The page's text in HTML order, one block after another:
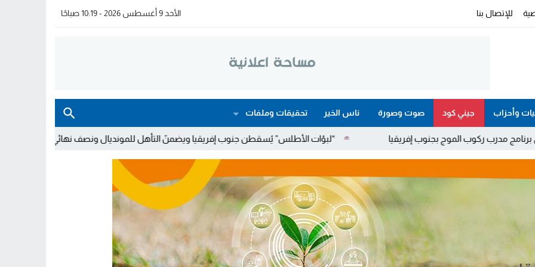
للإتصال بنا الأحد 9 أغسطس 2026 - 10:19 صباحًا
وأحزاب جيني كود صوت وصورة ناس الخير تحقيقات وملفات
“لبؤات الأطلس” يُسقطن جنوب إفريقيا ويضمنّ التأهل للمونديال ونصف نهائي “الكان” لوحات الترقيم بجنوب إفريقيا